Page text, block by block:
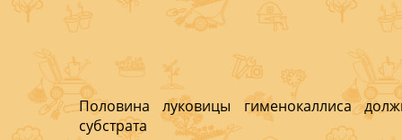
Половина луковицы гименокаллиса
субстрата